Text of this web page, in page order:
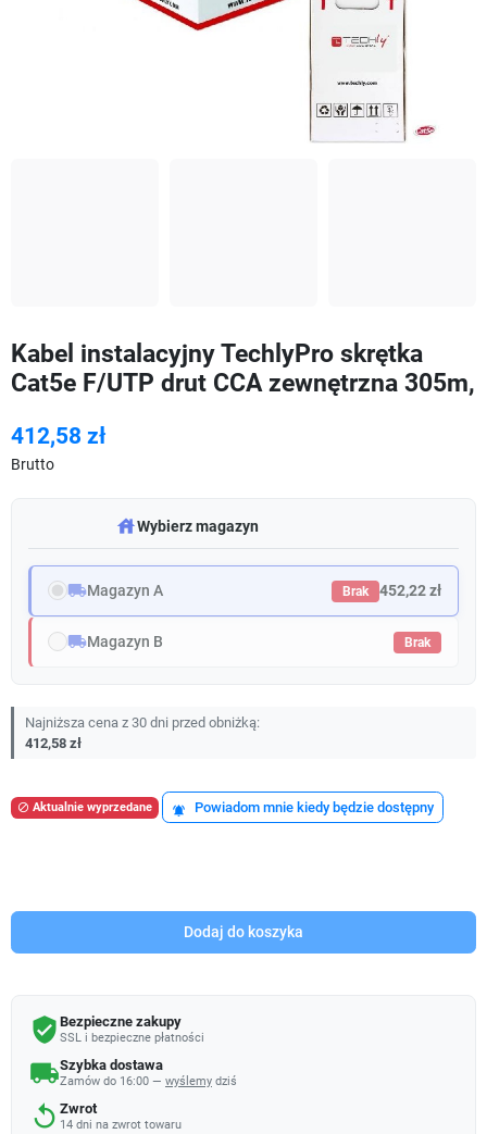
Kabel instalacyjny TechlyPro skrętka
Cat5e F/UTP drut CCA zewnętrzna 305m,
412,58 zł
Brutto
warehouseWybierz magazyn
local_shippingMagazyn A Brak 452,22 zł
local_shippingMagazyn B Brak
Najniższa cena z 30 dni przed obniżką:
412,58 zł
 Aktualnie wyprzedane notifications_active Powiadom mnie kiedy będzie dostępny
Dodaj do koszyka
verified_user Bezpieczne zakupy
SSL i bezpieczne płatności
local_shippingSzybka dostawa
Zamów do 16:00 — wyślemy dziś
replay Zwrot
14 dni na zwrot towaru